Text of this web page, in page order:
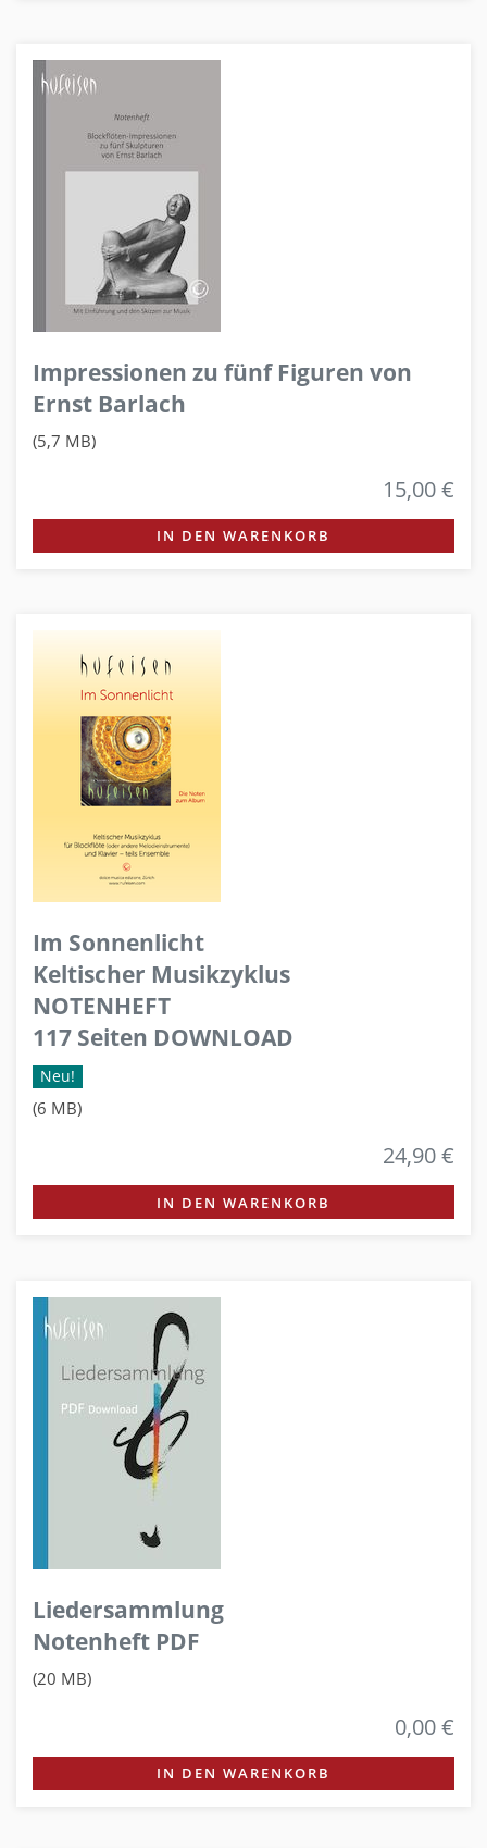
Impressionen zu fünf Figuren von
Ernst Barlach
(5,7 MB)
15,00 €
IN DEN WARENKORB
Im Sonnenlicht
Keltischer Musikzyklus
NOTENHEFT
117 Seiten DOWNLOAD
Neu!
(6 MB)
24,90 €
IN DEN WARENKORB
Liedersammlung
Notenheft PDF
(20 MB)
0,00 €
IN DEN WARENKORB